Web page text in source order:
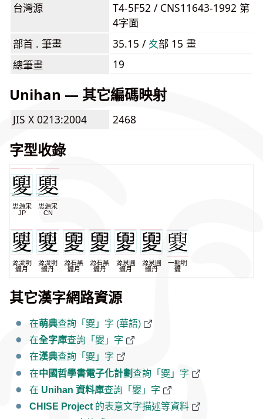
台灣源
T4-5F52 / CNS11643-1992 第
4字面
部首 . 筆畫
35.15 / ⼢部 15 畫
總筆畫
19
Unihan — 其它編碼映射
JIS X 0213:2004 2468
字型收錄
思源宋
JP
思源宋
CN
源流明
體月
源流明
體丹
源石黑
體月
源石黑
體丹
源泉圓
體月
源泉圓
體丹
一點明
體
其它漢字網路資源
在萌典查詢「夓」字 (華語)
在全字庫查詢「夓」字
在漢典查詢「夓」字
在中國哲學書電子化計劃查詢「夓」字
在 Unihan 資料庫查詢「夓」字
CHISE Project 的表意文字描述等資料